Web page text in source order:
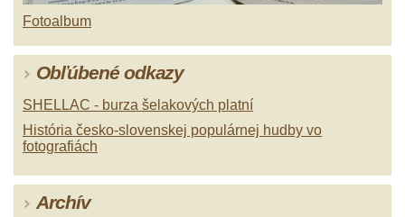
Fotoalbum
Obľúbené odkazy
SHELLAC - burza šelakových platní
História česko-slovenskej populárnej hudby vo
fotografiách
Archív